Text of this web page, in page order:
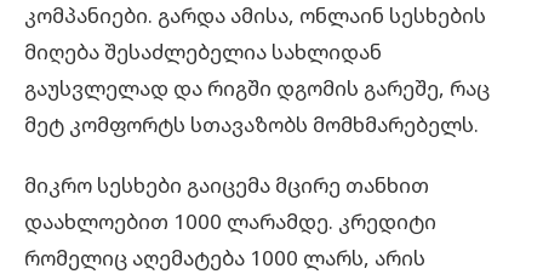
კომპანიები. გარდა ამისა, ონლაინ სესხების
მიღება შესაძლებელია სახლიდან
გაუსვლელად და რიგში დგომის გარეშე, რაც
მეტ კომფორტს სთავაზობს მომხმარებელს.
მიკრო სესხები გაიცემა მცირე თანხით
დაახლოებით 1000 ლარამდე. კრედიტი
რომელიც აღემატება 1000 ლარს, არის